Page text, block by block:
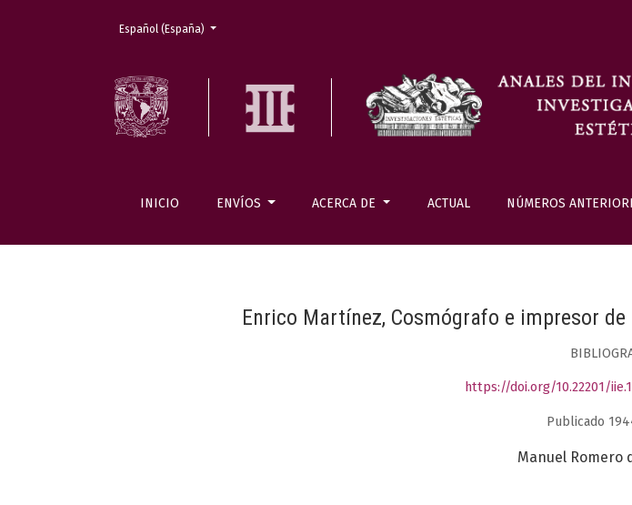
INICIO ENVÍOS ACERCA DE ACTUAL NÚMEROS
Cambiar el idioma. El actual es:
Español (España)
Enrico Martínez, Cosmógrafo e impresor
https://doi.org/10.22201/
Publicado
Manuel Romero